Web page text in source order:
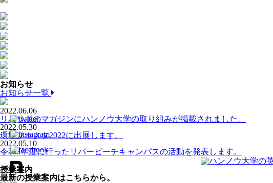
お知らせ
お知らせ一覧
2022.06.06
リバサポのマガジンにハンノウ大学の取り組みが掲載されました。
2022.05.30
環境フェスタ2022に出展します。
2022.05.10
令和3年度に行ったリバービーチキャンパスの活動を発表します。
授業案内
最新の授業案内はこちらから。